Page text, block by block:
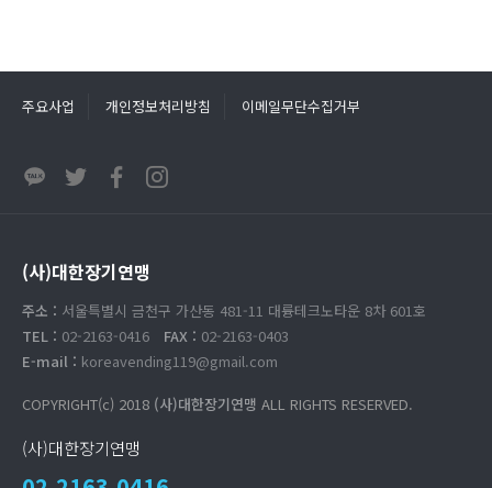
주요사업 개인정보처리방침 이메일무단수집거부
(사)대한장기연맹
주소 : 서울특별시 금천구 가산동 481-11 대륭테크노타운 8차 601호
TEL : 02-2163-0416 FAX : 02-2163-0403
E-mail : koreavending119@gmail.com
COPYRIGHT(c) 2018 (사)대한장기연맹 ALL RIGHTS RESERVED.
(사)대한장기연맹